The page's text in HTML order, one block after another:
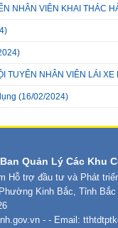
NHÂN VIÊN KHAI THÁC
TUYỂN NHÂN VIÊN LÁI XE
(16/02/2024)
Quản Lý Các Khu
Hỗ trợ đầu tư và Phát
Kinh Bắc, Tỉnh Bắc
- - Email: